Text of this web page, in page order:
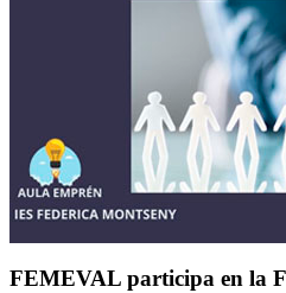
FEMEVAL participa en la